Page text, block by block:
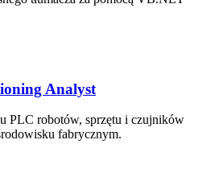
Analyst
PLC robotów, sprzętu i czujników
fabrycznym.